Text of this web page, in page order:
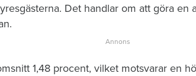
Det handlar om att göra en
1,48 procent, vilket motsvarar en